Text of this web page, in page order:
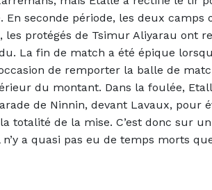
En seconde période, les deux
les protégés de Tsimur Aliyarau ont
La fin de match a été épique
de remporter la balle de
du montant. Dans la foulée,
de Ninnin, devant Lavaux, pour
totalité de la mise. C’est donc sur
a quasi pas eu de temps morts